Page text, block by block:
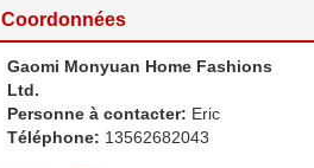
Coordonnées
Gaomi Monyuan Home Fashions
Ltd.
Personne à contacter: Eric
Téléphone: 13562682043